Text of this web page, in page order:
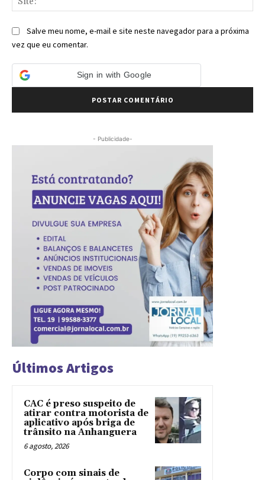
Salve meu nome, e-mail e site neste navegador para a próxima
vez que eu comentar.
Sign in with Google
- Publicidade-
Últimos Artigos
CAC é preso suspeito de
atirar contra motorista de
aplicativo após briga de
trânsito na Anhanguera
6 agosto, 2026
Corpo com sinais de